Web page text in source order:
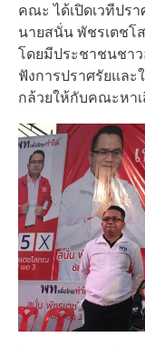
คณะ ได้เปิดเวทีปร
นายสนั่น พัชรเตชโ
โดยมีประชาชนชา
ฟังการปราศรัยและ
กล้วยให้กับคณะหา